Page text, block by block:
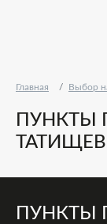
Главная Выбор
ПУНКТЫ
ПУНКТЫ